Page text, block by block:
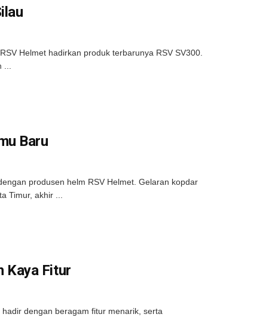
Helmet hadirkan produk terbarunya RSV SV300.
...
Baru
produsen helm RSV Helmet. Gelaran kopdar
Timur, akhir ...
Kaya Fitur
dengan beragam fitur menarik, serta